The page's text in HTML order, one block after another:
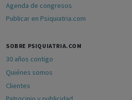
Agenda de congresos
Publicar en Psiquiatria.com
SOBRE PSIQUIATRIA.COM
30 años contigo
Quiénes somos
Clientes